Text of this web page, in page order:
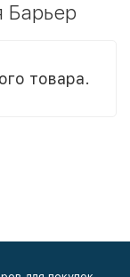
Барьер
товара.